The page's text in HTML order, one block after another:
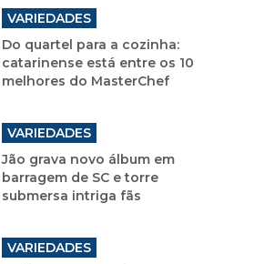
VARIEDADES
Do quartel para a cozinha:
catarinense está entre os 10
melhores do MasterChef
VARIEDADES
Jão grava novo álbum em
barragem de SC e torre
submersa intriga fãs
VARIEDADES